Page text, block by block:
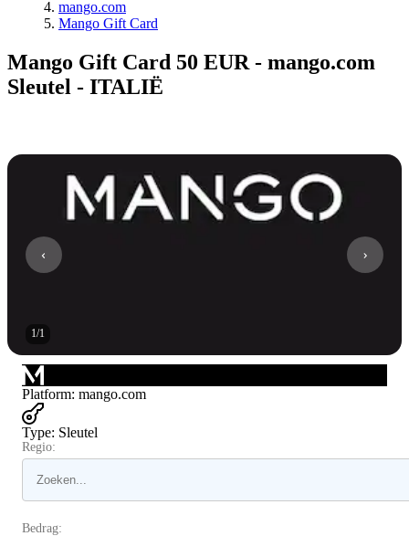
mango.com
Mango Gift Card
Mango Gift Card 50 EUR - mango.com
Sleutel - ITALIË
1/1
Platform: mango.com
Type: Sleutel
Regio:
Bedrag: